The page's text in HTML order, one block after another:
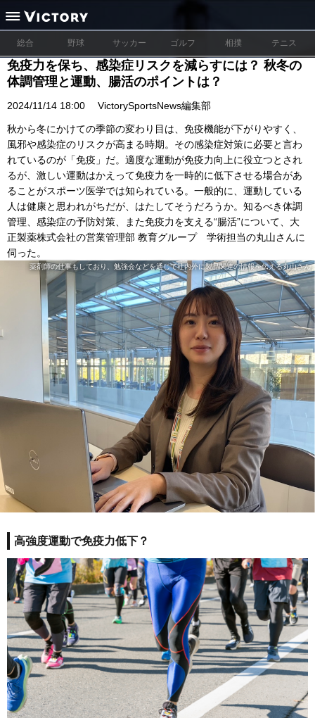
総合 野球 サッカー ゴルフ 相撲 テニス
免疫力を保ち、感染症リスクを減らすには？ 秋冬の
体調管理と運動、腸活のポイントは？
2024/11/14 18:00 VictorySportsNews編集部
秋から冬にかけての季節の変わり目は、免疫機能が下がりやすく、
風邪や感染症のリスクが高まる時期。その感染症対策に必要と言わ
れているのが「免疫」だ。適度な運動が免疫力向上に役立つとされ
るが、激しい運動はかえって免疫力を一時的に低下させる場合があ
ることがスポーツ医学では知られている。一般的に、運動している
人は健康と思われがちだが、はたしてそうだろうか。知るべき体調
管理、感染症の予防対策、また免疫力を支える“腸活”について、大
正製薬株式会社の営業管理部 教育グループ 学術担当の丸山さんに
伺った。
薬剤師の仕事もしており、勉強会などを通じて社内外に製品関連の情報を伝える丸山さん
高強度運動で免疫力低下？